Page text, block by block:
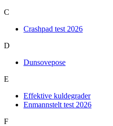
C
Crashpad test 2026
D
Dunsovepose
E
Effektive kuldegrader
Enmannstelt test 2026
F